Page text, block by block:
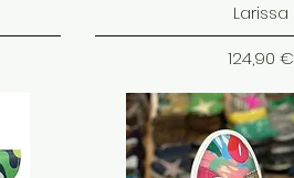
Larissa
Cena
124,90 €